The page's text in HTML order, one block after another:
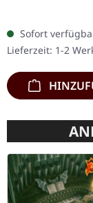
Transparentes
Insert. Limitiert
Sofort
Lieferzeit: 1-2